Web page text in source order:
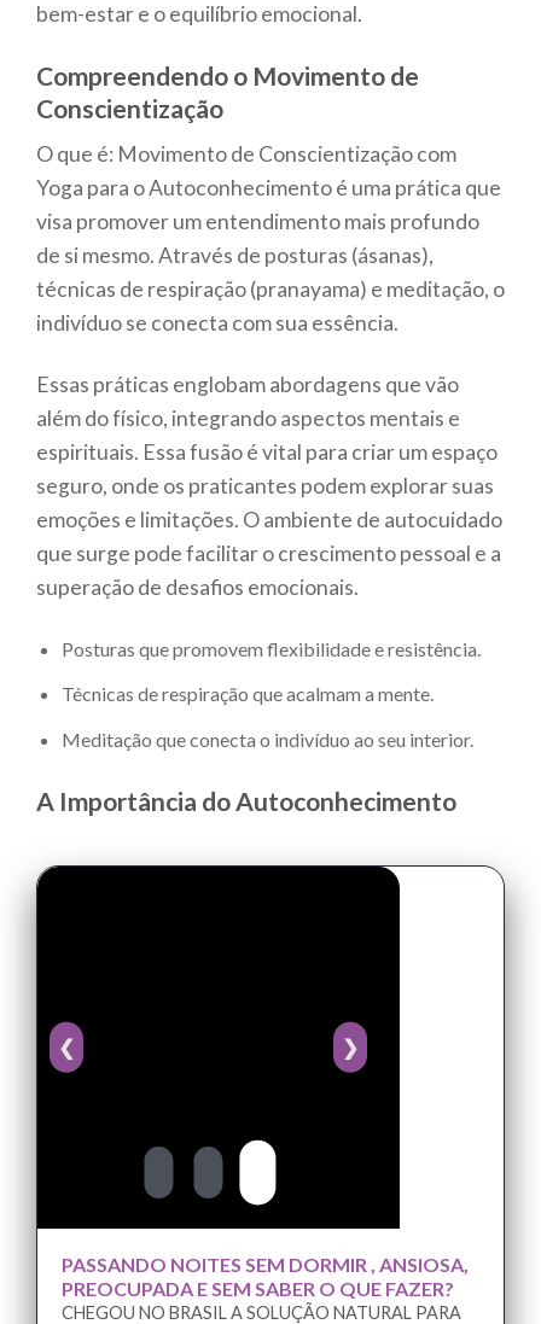
bem-estar e o equilíbrio emocional.
Compreendendo o Movimento de
Conscientização
O que é: Movimento de Conscientização com
Yoga para o Autoconhecimento é uma prática que
visa promover um entendimento mais profundo
de si mesmo. Através de posturas (ásanas),
técnicas de respiração (pranayama) e meditação, o
indivíduo se conecta com sua essência.
Essas práticas englobam abordagens que vão
além do físico, integrando aspectos mentais e
espirituais. Essa fusão é vital para criar um espaço
seguro, onde os praticantes podem explorar suas
emoções e limitações. O ambiente de autocuidado
que surge pode facilitar o crescimento pessoal e a
superação de desafios emocionais.
Posturas que promovem flexibilidade e resistência.
Técnicas de respiração que acalmam a mente.
Meditação que conecta o indivíduo ao seu interior.
A Importância do Autoconhecimento
❮ ❯
PASSANDO NOITES SEM DORMIR , ANSIOSA,
PREOCUPADA E SEM SABER O QUE FAZER?
CHEGOU NO BRASIL A SOLUÇÃO NATURAL PARA